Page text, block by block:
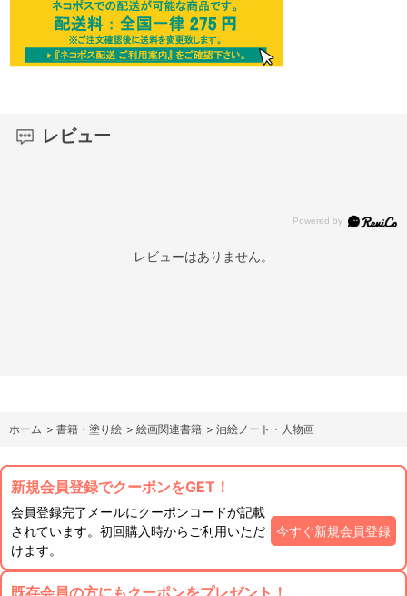
レビュー
レビューはありません。
ホーム > 書籍・塗り絵 > 絵画関連書籍 > 油絵ノート・人物画
新規会員登録でクーポンをGET！
会員登録完了メールにクーポンコードが記載
されています。初回購入時からご利用いただ
けます。
今すぐ新規会員登録